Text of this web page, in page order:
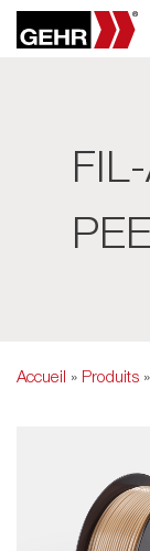
Accueil » Produits »